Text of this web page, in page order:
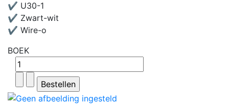
✔ U30-1
✔ Zwart-wit
✔ Wire-o
BOEK